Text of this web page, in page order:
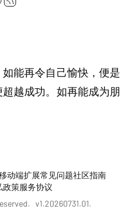
能再令自己愉快，便是
越成功。如再能成为朋
动端扩展常见问题社区指南
政策服务协议
v1.20260731.01.